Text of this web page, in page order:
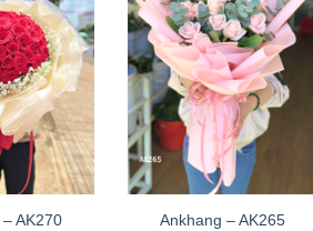
AK270
Ankhang – AK265